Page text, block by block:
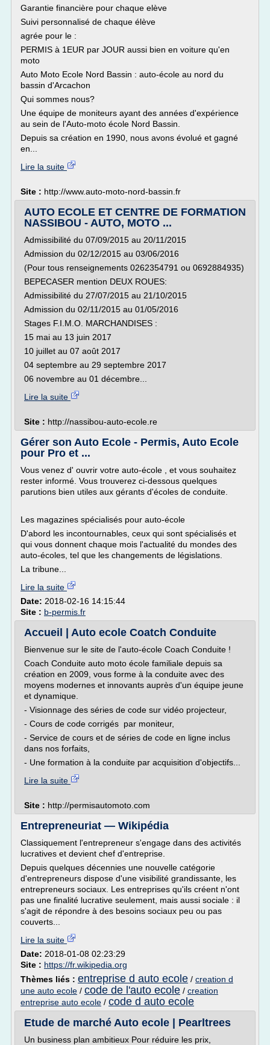
Garantie financière pour chaque elève
Suivi personnalisé de chaque élève
agrée pour le :
PERMIS à 1EUR par JOUR aussi bien en voiture qu'en
moto
Auto Moto Ecole Nord Bassin : auto-école au nord du
bassin d'Arcachon
Qui sommes nous?
Une équipe de moniteurs ayant des années d'expérience
au sein de l'Auto-moto école Nord Bassin.
Depuis sa création en 1990, nous avons évolué et gagné
en...
Lire la suite
Site : http://www.auto-moto-nord-bassin.fr
AUTO ECOLE ET CENTRE DE FORMATION
NASSIBOU - AUTO, MOTO ...
Admissibilité du 07/09/2015 au 20/11/2015
Admission du 02/12/2015 au 03/06/2016
(Pour tous renseignements 0262354791 ou 0692884935)
BEPECASER mention DEUX ROUES:
Admissibilité du 27/07/2015 au 21/10/2015
Admission du 02/11/2015 au 01/05/2016
Stages F.I.M.O. MARCHANDISES :
15 mai au 13 juin 2017
10 juillet au 07 août 2017
04 septembre au 29 septembre 2017
06 novembre au 01 décembre...
Lire la suite
Site : http://nassibou-auto-ecole.re
Gérer son Auto Ecole - Permis, Auto Ecole
pour Pro et ...
Vous venez d' ouvrir votre auto-école , et vous souhaitez
rester informé. Vous trouverez ci-dessous quelques
parutions bien utiles aux gérants d'écoles de conduite.
Les magazines spécialisés pour auto-école
D'abord les incontournables, ceux qui sont spécialisés et
qui vous donnent chaque mois l'actualité du mondes des
auto-écoles, tel que les changements de législations.
La tribune...
Lire la suite
Date: 2018-02-16 14:15:44
Site : b-permis.fr
Accueil | Auto ecole Coatch Conduite
Bienvenue sur le site de l'auto-école Coach Conduite !
Coach Conduite auto moto école familiale depuis sa
création en 2009, vous forme à la conduite avec des
moyens modernes et innovants auprès d'un équipe jeune
et dynamique.
- Visionnage des séries de code sur vidéo projecteur,
- Cours de code corrigés par moniteur,
- Service de cours et de séries de code en ligne inclus
dans nos forfaits,
- Une formation à la conduite par acquisition d'objectifs...
Lire la suite
Site : http://permisautomoto.com
Entrepreneuriat — Wikipédia
Classiquement l'entrepreneur s'engage dans des activités
lucratives et devient chef d'entreprise.
Depuis quelques décennies une nouvelle catégorie
d'entrepreneurs dispose d'une visibilité grandissante, les
entrepreneurs sociaux. Les entreprises qu'ils créent n'ont
pas une finalité lucrative seulement, mais aussi sociale : il
s'agit de répondre à des besoins sociaux peu ou pas
couverts...
Lire la suite
Date: 2018-01-08 02:23:29
Site : https://fr.wikipedia.org
Thèmes liés : entreprise d auto ecole / creation d
une auto ecole / code de l'auto ecole / creation
entreprise auto ecole / code d auto ecole
Etude de marché Auto ecole | Pearltrees
Un business plan ambitieux Pour réduire les prix,